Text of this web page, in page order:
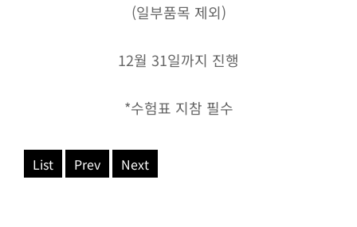
(일부품목 제외)
12월 31일까지 진행
*수험표 지참 필수
List Prev Next